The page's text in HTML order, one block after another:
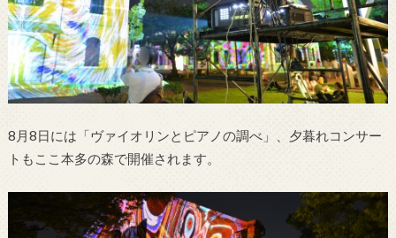
8月8日には「ヴァイオリンとピアノの調べ」、夕暮れコンサー
トもここ本多の森で開催されます。